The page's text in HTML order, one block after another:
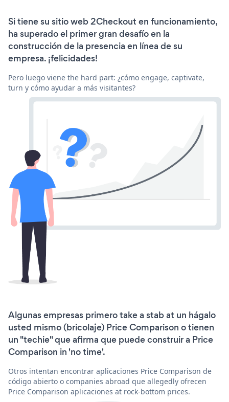
Si tiene su sitio web 2Checkout en funcionamiento,
ha superado el primer gran desafío en la
construcción de la presencia en línea de su
empresa. ¡felicidades!
Pero luego viene the hard part: ¿cómo engage, captivate,
turn y cómo ayudar a más visitantes?
Algunas empresas primero take a stab at un hágalo
usted mismo (bricolaje) Price Comparison o tienen
un "techie" que afirma que puede construir a Price
Comparison in 'no time'.
Otros intentan encontrar aplicaciones Price Comparison de
código abierto o companies abroad que allegedly ofrecen
Price Comparison aplicaciones at rock-bottom prices.